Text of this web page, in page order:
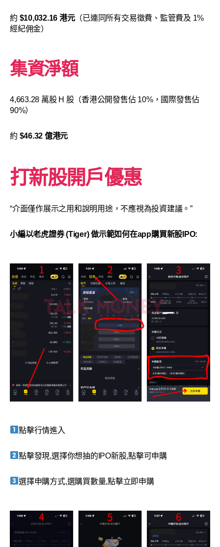
約 $10,032.16 港元（已連同所有交易徵費、監管費及 1%
經紀佣金）
集資淨額
4,663.28 萬股 H 股（香港公開發售佔 10%，國際發售佔
90%）
約 $46.32 億港元
打新股開戶優惠
“介面僅作展示之用和說明用途，不應視為投資建議。”
小編以老虎證券 (Tiger) 做示範如何在app購買新股IPO:
點擊行情進入
點擊發現,選擇你想抽的IPO新股,點擊可申購
選擇申購方式,選購買數量,點擊立即申購